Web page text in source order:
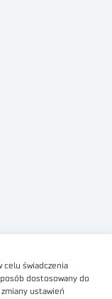
celu świadczenia
dostosowany do
ustawień